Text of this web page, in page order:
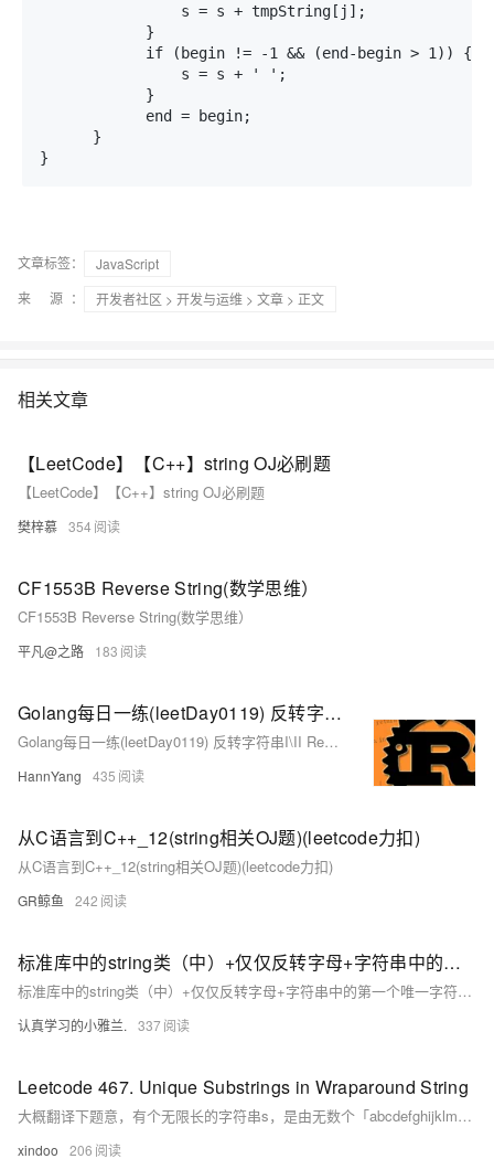
                s = s + tmpString[j];
            }
            if (begin != -1 && (end-begin > 1)) {
                s = s + ' ';
            }
            end = begin;
      }
文章标签：
JavaScript
来 源：
开发者社区 > 开发与运维 > 文章 > 正文
相关文章
【LeetCode】【C++】string OJ必刷题
【LeetCode】【C++】string OJ必刷题
樊梓慕 354
CF1553B Reverse String(数学思维）
CF1553B Reverse String(数学思维）
平凡@之路 183
Golang每日一练(leetDay0119) 反转字符串I\II Reverse String
Golang每日一练(leetDay0119) 反转字符串I\II Reverse String
HannYang 435
从C语言到C++_12(string相关OJ题)(leetcode力扣)
从C语言到C++_12(string相关OJ题)(leetcode力扣)
GR鲸鱼 242
标准库中的string类（中）+仅仅反转字母+字符串中的第一个唯一字符+字符串相加——“C++”“Leetcode每日一题”
标准库中的string类（中）+仅仅反转字母+字符串中的第一个唯一字符+字符串相加——“C++”“Leetcode每日一题”
认真学习的小雅兰. 337
Leetcode 467. Unique Substrings in Wraparound String
大概翻译下题意，有个无限长的字符串s，是由无数个「abcdefghijklmnopqrstuvwxy」组成的。现在给你一个字符串p，求多少个p的非重复子串在s中出现了？
xindoo 206